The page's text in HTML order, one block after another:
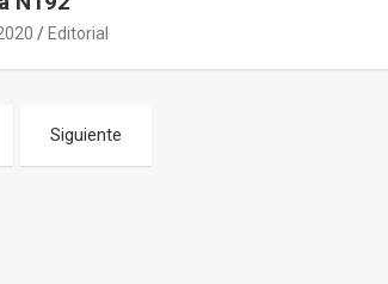
Editorial
Siguiente